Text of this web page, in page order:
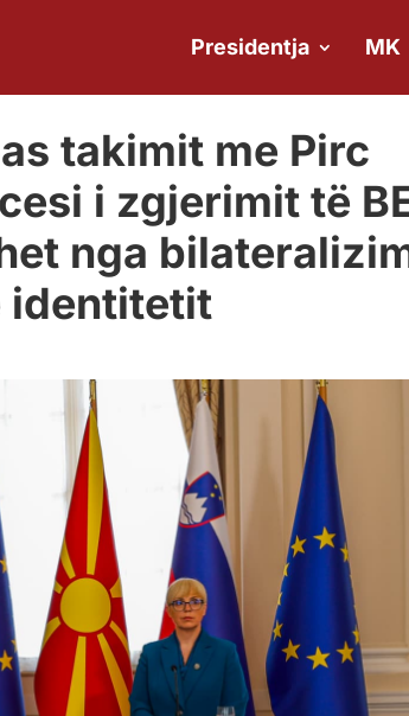
Presidentja MK
takimit me Pirc
i zgjerimit të
nga
identitetit